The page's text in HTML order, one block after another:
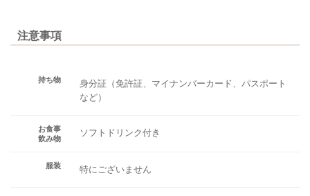
注意事項
持ち物
身分証（免許証、マイナンバーカード、パスポート
など）
お食事
飲み物
ソフトドリンク付き
服装 特にございません